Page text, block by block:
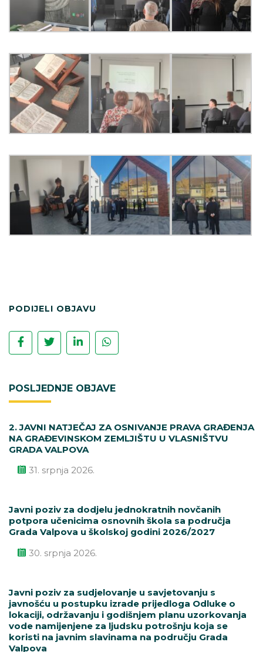
PODIJELI OBJAVU
POSLJEDNJE OBJAVE
2. JAVNI NATJEČAJ ZA OSNIVANJE PRAVA GRAĐENJA
NA GRAĐEVINSKOM ZEMLJIŠTU U VLASNIŠTVU
GRADA VALPOVA
31. srpnja 2026.
Javni poziv za dodjelu jednokratnih novčanih
potpora učenicima osnovnih škola sa područja
Grada Valpova u školskoj godini 2026/2027
30. srpnja 2026.
Javni poziv za sudjelovanje u savjetovanju s
javnošću u postupku izrade prijedloga Odluke o
lokaciji, održavanju i godišnjem planu uzorkovanja
vode namijenjene za ljudsku potrošnju koja se
koristi na javnim slavinama na području Grada
Valpova